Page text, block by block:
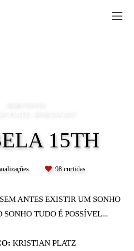
15TH
98curtidas
ANTES EXISTIR UM SONHO
TUDO É POSSÍVEL...
KRISTIAN PLATZ